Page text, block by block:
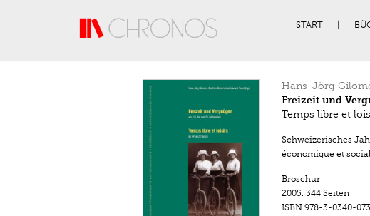
START
Hans-Jörg
Freizeit und
Temps libre et
Schweizerisches
économique et
Broschur
2005. 344 Seiten
ISBN 978-3-0340-